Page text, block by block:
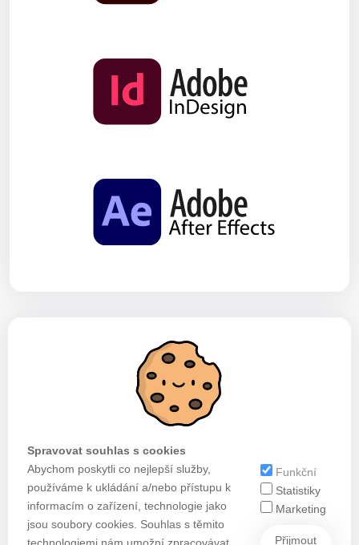
Spravovat souhlas s cookies
Abychom poskytli co nejlepší služby,
používáme k ukládání a/nebo přístupu k
informacím o zařízení, technologie jako
jsou soubory cookies. Souhlas s těmito
Funkční
Statistiky
Marketing
Přijmout